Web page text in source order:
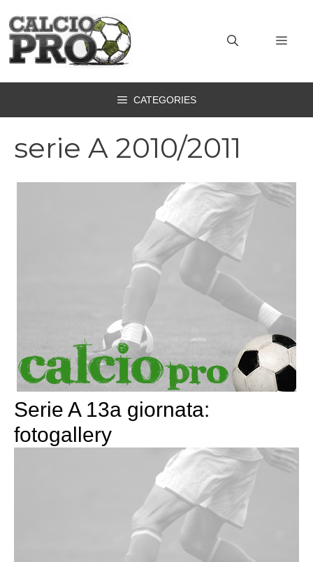
contenuto
CATEGORIES
serie A 2010/2011
Serie A 13a giornata:
fotogallery